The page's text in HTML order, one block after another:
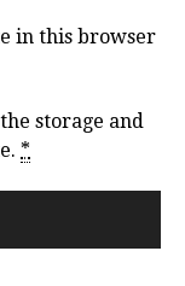
in this browser
storage and
*